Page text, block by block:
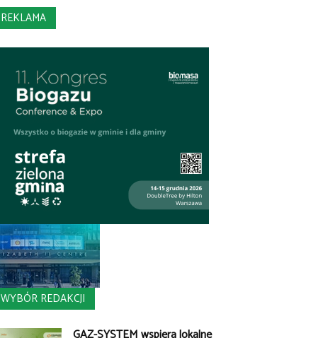
REKLAMA
WYBÓR REDAKCJI